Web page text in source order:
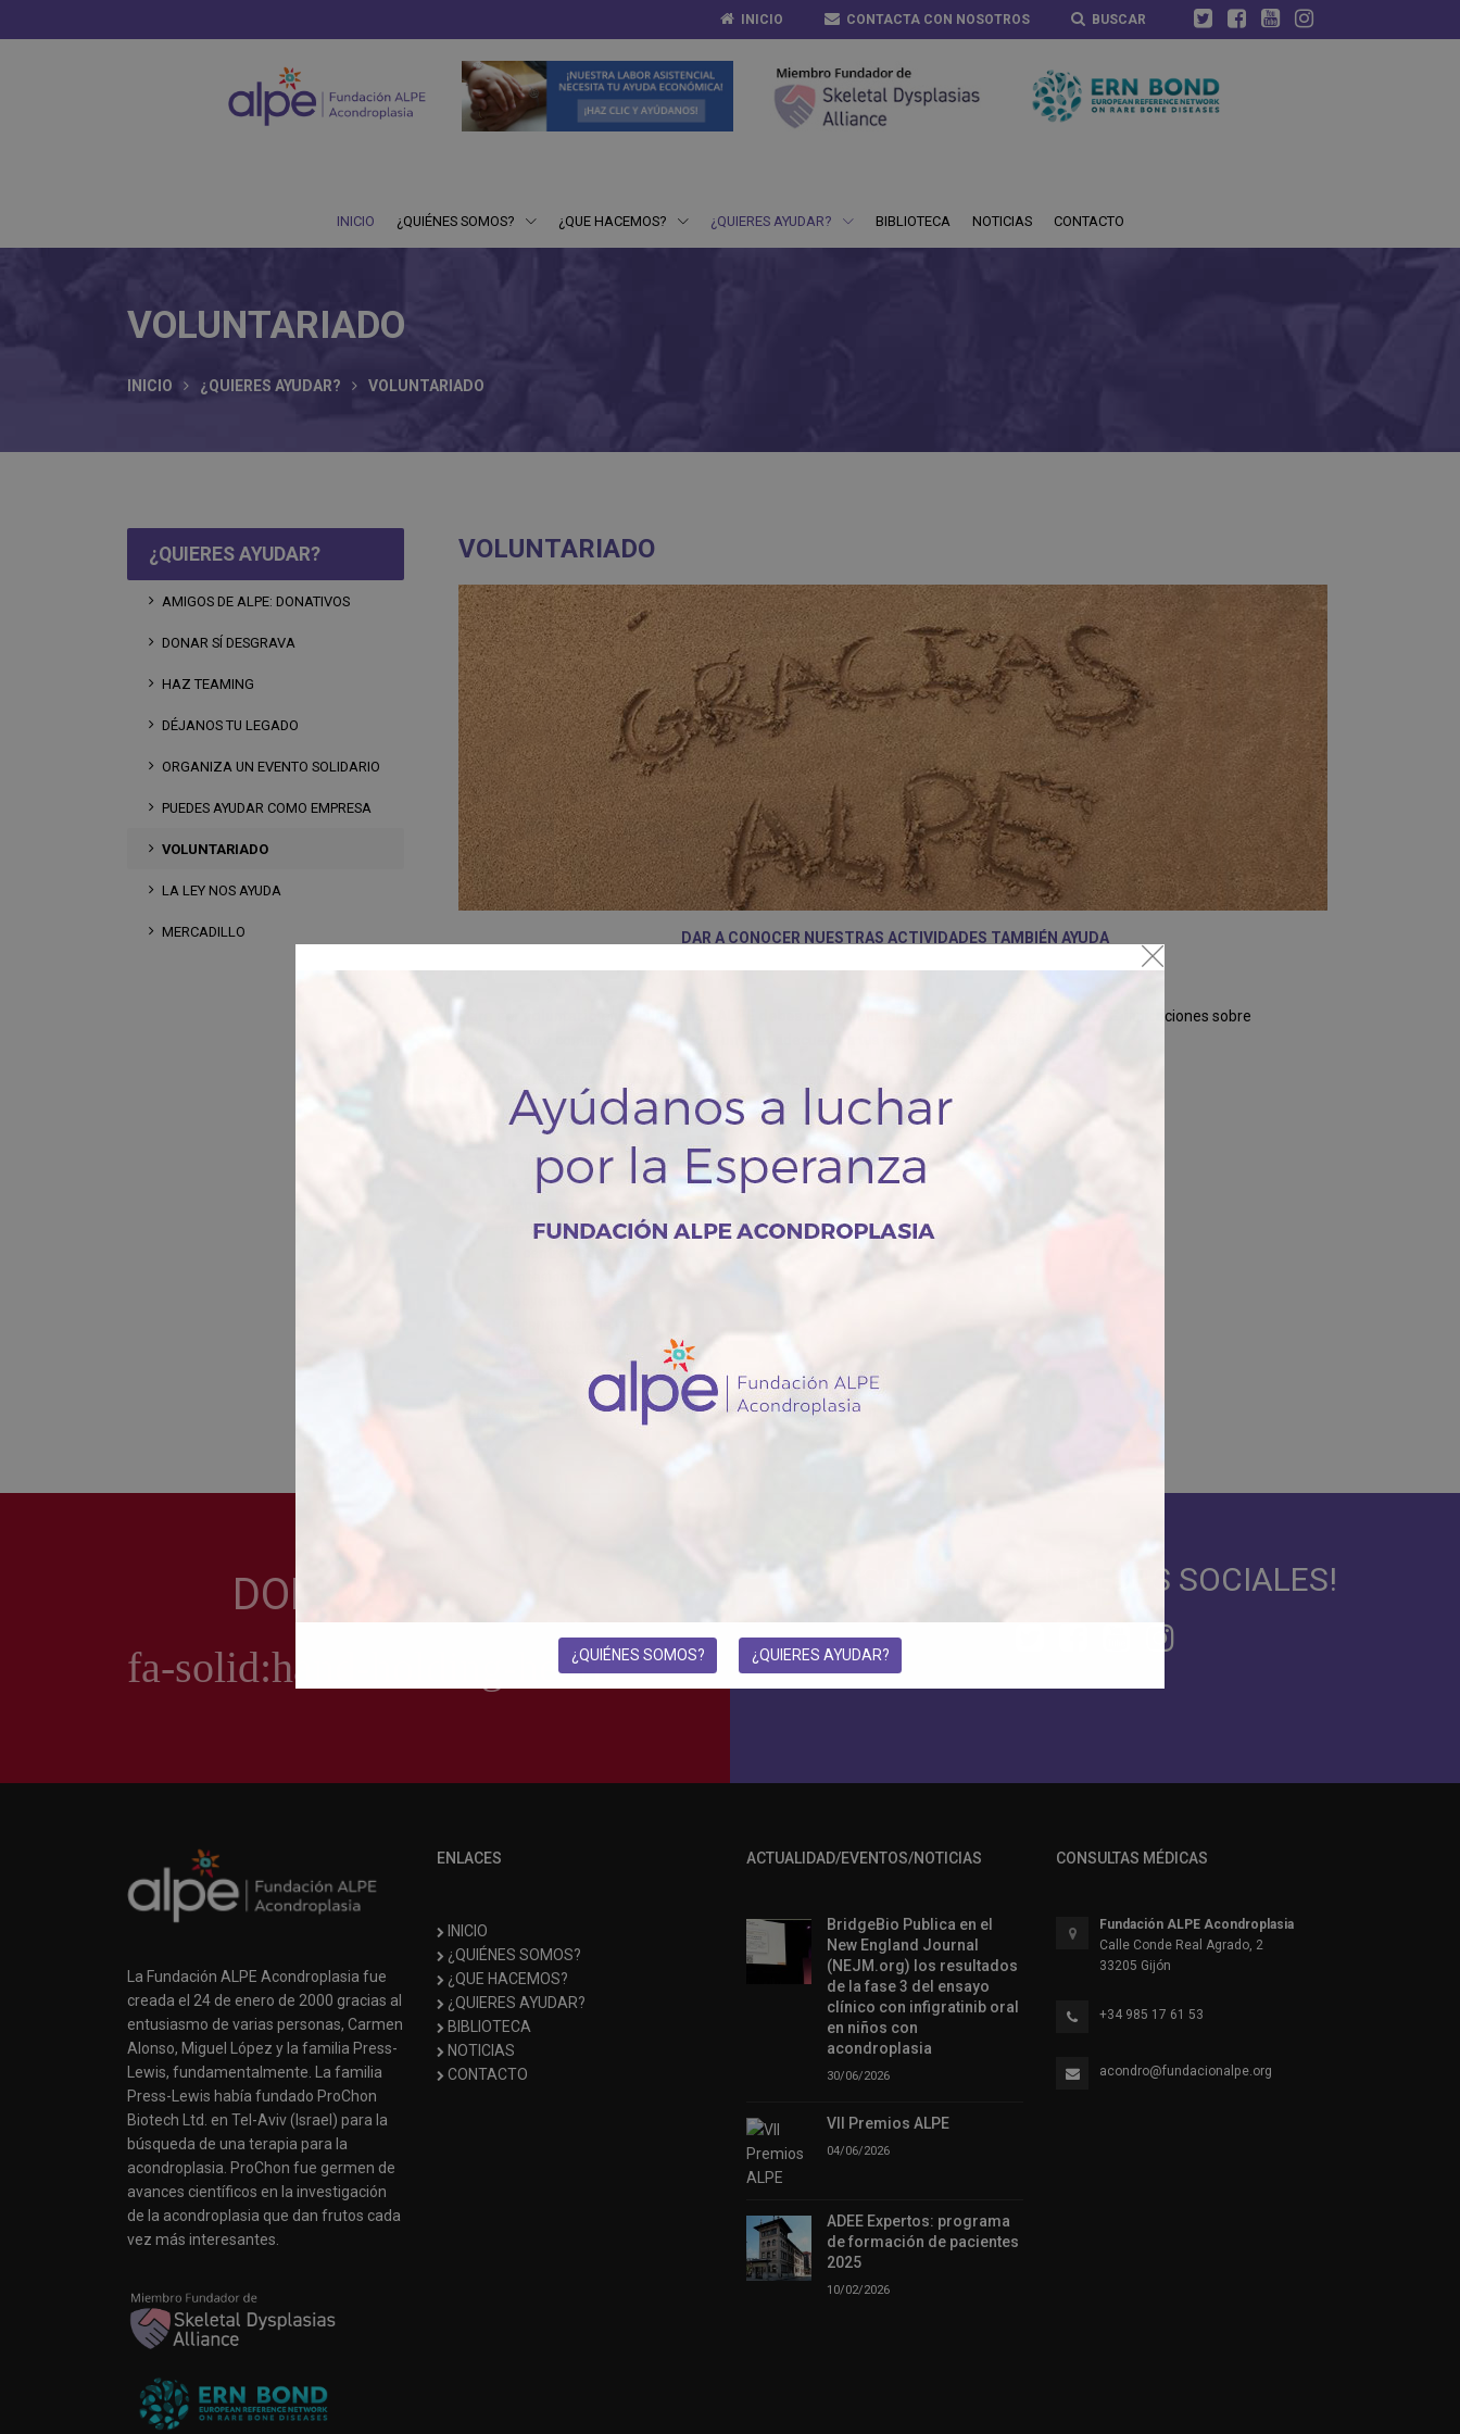
INICIO CONTACTA CON NOSOTROS BUSCAR
INICIO ¿QUIÉNES SOMOS? ¿QUE HACEMOS? ¿QUIERES AYUDAR? BIBLIOTECA NOTICIAS CONTACTO
VOLUNTARIADO
INICIO ¿QUIERES AYUDAR? VOLUNTARIADO
¿QUIERES AYUDAR?
AMIGOS DE ALPE: DONATIVOS
DONAR SÍ DESGRAVA
HAZ TEAMING
DÉJANOS TU LEGADO
ORGANIZA UN EVENTO SOLIDARIO
PUEDES AYUDAR COMO EMPRESA
VOLUNTARIADO
LA LEY NOS AYUDA
MERCADILLO
VOLUNTARIADO
DAR A CONOCER NUESTRAS ACTIVIDADES TAMBIÉN AYUDA
Para ser voluntario en la Fundación ALPE debes recibir una breve formación sobre las ADEE
, indicaciones sobre
tratamiento y comunicación y acordar un plan adecuado a tus gustos y posibilidades.
Ofertas de voluntariado
Informática.
Diseño.
Traducción.
Redacción de contenidos
Contacta con Fundación ALPEy organicemos tu colaboración.
DONACIONES ¡SÍGUENOS EN REDES SOCIALES!
La Fundación ALPE Acondroplasia fue
creada el 24 de enero de 2000 gracias al
entusiasmo de varias personas, Carmen
Alonso, Miguel López y la familia Press-
Lewis, fundamentalmente. La familia
Press-Lewis había fundado ProChon
Biotech Ltd. en Tel-Aviv (Israel) para la
búsqueda de una terapia para la
acondroplasia. ProChon fue germen de
avances científicos en la investigación
de la acondroplasia que dan frutos cada
vez más interesantes.
ENLACES
INICIO
¿QUIÉNES SOMOS?
¿QUE HACEMOS?
¿QUIERES AYUDAR?
BIBLIOTECA
NOTICIAS
CONTACTO
ACTUALIDAD/EVENTOS/NOTICIAS
BridgeBio Publica en el
New England Journal
(NEJM.org) los resultados
de la fase 3 del ensayo
clínico con infigratinib oral
en niños con
acondroplasia
30/06/2026
VII Premios ALPE
04/06/2026
ADEE Expertos: programa
de formación de pacientes
2025
10/02/2026
CONSULTAS MÉDICAS
Fundación ALPE Acondroplasia
Calle Conde Real Agrado, 2
33205 Gijón
+34 985 17 61 53
acondro@fundacionalpe.org
¿QUIÉNES SOMOS? ¿QUIERES AYUDAR?